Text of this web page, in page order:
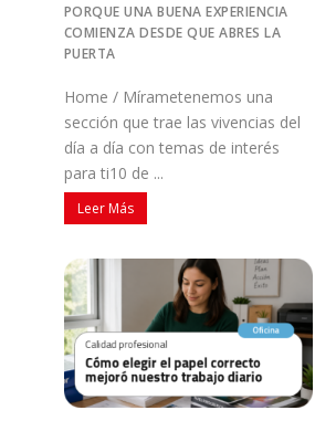
PORQUE UNA BUENA EXPERIENCIA
COMIENZA DESDE QUE ABRES LA
PUERTA
Home / Mírametenemos una
sección que trae las vivencias del
día a día con temas de interés
para ti10 de ...
Leer Más